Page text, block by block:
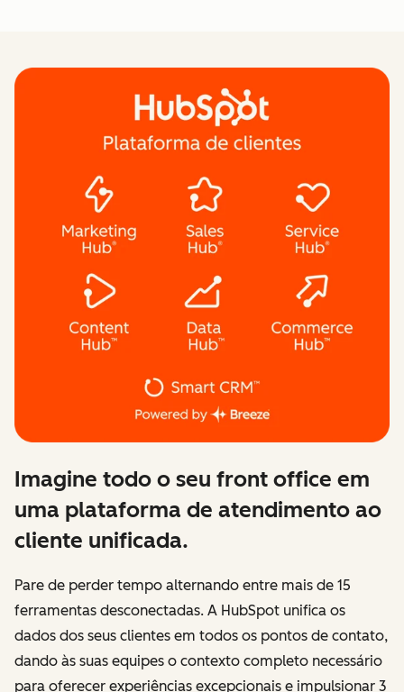
Imagine todo o seu front office em
uma plataforma de atendimento ao
cliente unificada.
Pare de perder tempo alternando entre mais de 15
ferramentas desconectadas. A HubSpot unifica os
dados dos seus clientes em todos os pontos de contato,
dando às suas equipes o contexto completo necessário
para oferecer experiências excepcionais e impulsionar 3